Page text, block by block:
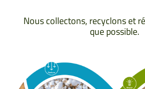
Nous collectons, recyclons et
que possible.